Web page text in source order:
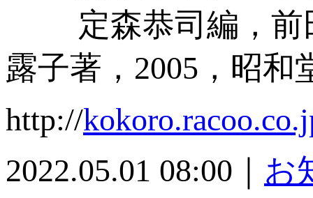
定森恭司編，前田
露子著，2005，昭和
http://
2022.05.01 08:00｜ お